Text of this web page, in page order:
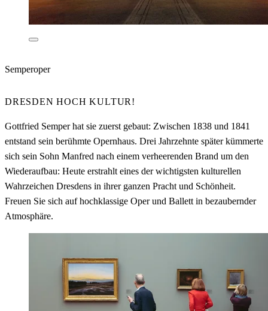
Semperoper
DRESDEN HOCH KULTUR!
Gottfried Semper hat sie zuerst gebaut: Zwischen 1838 und 1841
entstand sein berühmte Opernhaus. Drei Jahrzehnte später kümmerte
sich sein Sohn Manfred nach einem verheerenden Brand um den
Wiederaufbau: Heute erstrahlt eines der wichtigsten kulturellen
Wahrzeichen Dresdens in ihrer ganzen Pracht und Schönheit.
Freuen Sie sich auf hochklassige Oper und Ballett in bezaubernder
Atmosphäre.